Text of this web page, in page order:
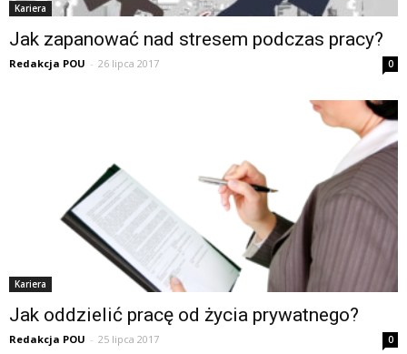
Kariera
Jak zapanować nad stresem podczas pracy?
Redakcja POU - 26 lipca 2017 0
Kariera
Jak oddzielić pracę od życia prywatnego?
Redakcja POU - 25 lipca 2017 0